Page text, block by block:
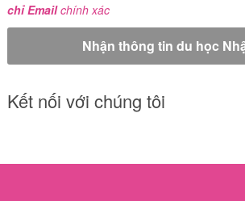
chỉ Emailchính xác
Kết nối với chúng tôi